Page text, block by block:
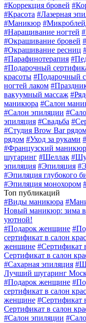
#Коррекция бровей #
#Красота #Лазерная
#Маникюр #
#Наращивание ногтей #
#Окрашивание бровей #
#Окрашивание ресниц
#Парафинотерапия #
#Подарочный
красоты #Подарочный
ногтей лаком #
вакуумный массаж #
маникюра #Салон
#Салон эпиляции #
эпиляция #Свадьба #
#Студия Brow Bar
рядом #Уход за руками #
#Французский маникюр
шугаринг #Шеллак #
эпиляция #Эпиляция #
#Эпиляция глубокого
#Эпиляция монохором
Топ публикаций
#Виды маникюра #
Новый маникюр: зима в
уютной!
#Подарок женщине #
сертификат в салон
женщине #Сертификат
Сертификат в салон
#Сахарная эпиляция #
Лучший шугаринг
#Подарок женщине #
сертификат в салон
женщине #Сертификат
Сертификат в салон
#Салон эпиляции #